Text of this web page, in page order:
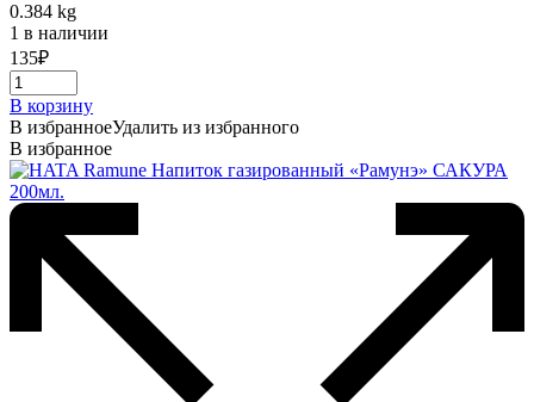
0.384 kg
1 в наличии
135₽
В корзину
В избранноеУдалить из избранного
В избранное